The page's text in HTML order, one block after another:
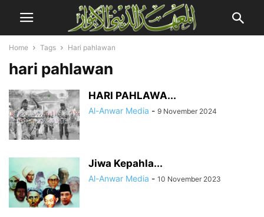
Home Tags Hari pahlawan
hari pahlawan
HARI PAHLAWA...
Al-Anwar Media - 9 November 2024
Jiwa Kepahla...
Al-Anwar Media - 10 November 2023